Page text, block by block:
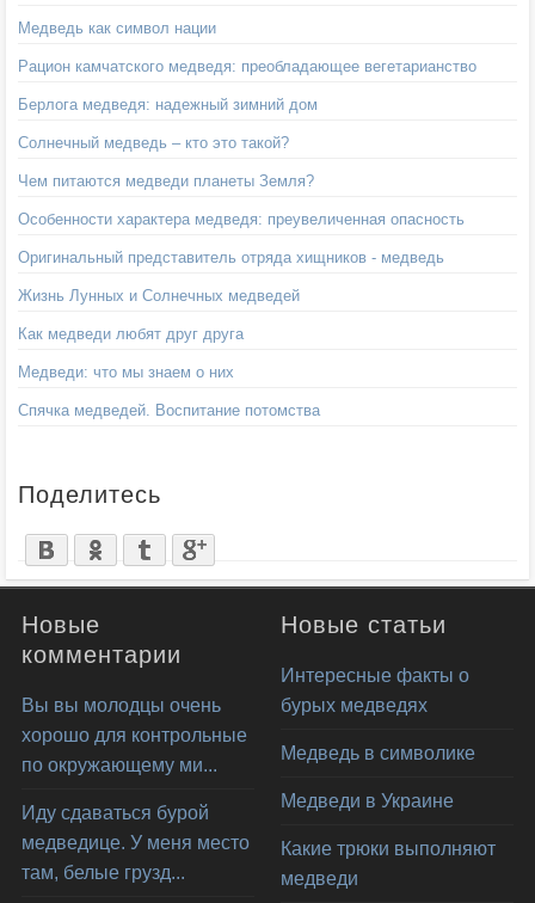
Медведь как символ нации
Рацион камчатского медведя: преобладающее вегетарианство
Берлога медведя: надежный зимний дом
Солнечный медведь – кто это такой?
Чем питаются медведи планеты Земля?
Особенности характера медведя: преувеличенная опасность
Оригинальный представитель отряда хищников - медведь
Жизнь Лунных и Солнечных медведей
Как медведи любят друг друга
Медведи: что мы знаем о них
Спячка медведей. Воспитание потомства
Поделитесь
Новые
комментарии
Вы вы молодцы очень
хорошо для контрольные
по окружающему ми...
Иду сдаваться бурой
медведице. У меня место
там, белые грузд...
Новые статьи
Интересные факты о
бурых медведях
Медведь в символике
Медведи в Украине
Какие трюки выполняют
медведи